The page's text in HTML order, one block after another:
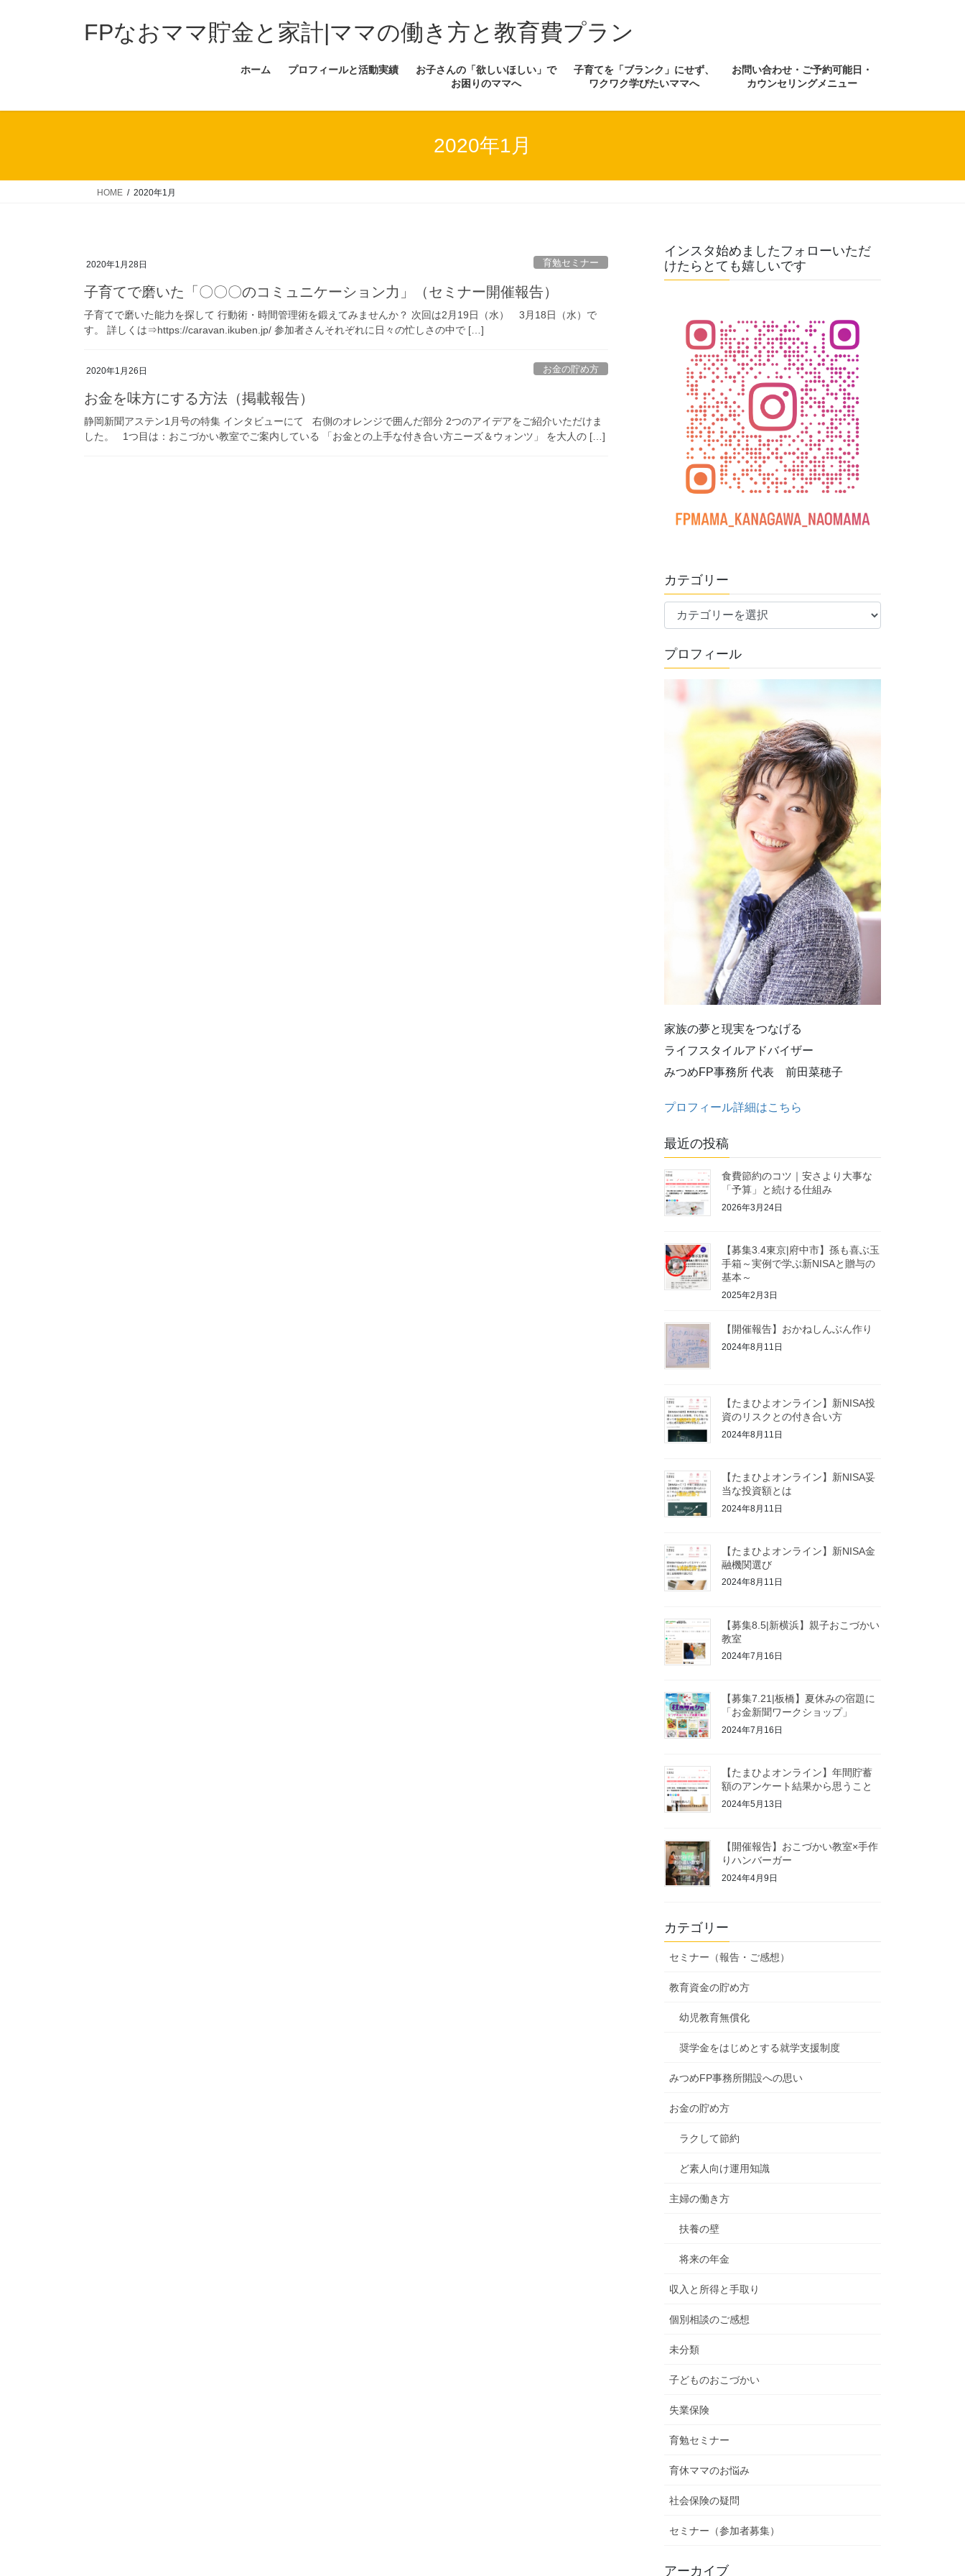
ス
ン
FPなおママ貯金と家計|ママの働き方と教育費プラン
ホーム プロフィールと活動実績
お子さんの「欲しいほしい」で
お困りのママへ
子育てを「ブランク」にせず、
ワクワク学びたいママへ
お問い合わせ・ご予約可能日・
カウンセリングメニュー
2020年1月
HOME 2020年1月
2020年1月28日 育勉セミナー
子育てで磨いた「〇〇〇のコミュニケーション力」（セミナー開催報告）
子育てで磨いた能力を探して 行動術・時間管理術を鍛えてみませんか？ 次回は2月19日（水） 3月18日（水）で
す。 詳しくは⇒https://caravan.ikuben.jp/ 参加者さんそれぞれに日々の忙しさの中で […]
2020年1月26日 お金の貯め方
お金を味方にする方法（掲載報告）
静岡新聞アステン1月号の特集 インタビューにて 右側のオレンジで囲んだ部分 2つのアイデアをご紹介いただけま
した。 1つ目は：おこづかい教室でご案内している 「お金との上手な付き合い方ニーズ＆ウォンツ」 を大人の […]
インスタ始めましたフォローいただ
けたらとても嬉しいです
カテゴリー
テ
リ
プロフィール
家族の夢と現実をつなげる
ライフスタイルアドバイザー
みつめFP事務所 代表 前田菜穂子
プロフィール詳細はこちら
最近の投稿
食費節約のコツ｜安さより大事な
「予算」と続ける仕組み
2026年3月24日
【募集3.4東京|府中市】孫も喜ぶ玉
手箱～実例で学ぶ新NISAと贈与の
基本～
2025年2月3日
【開催報告】おかねしんぶん作り
2024年8月11日
【たまひよオンライン】新NISA投
資のリスクとの付き合い方
2024年8月11日
【たまひよオンライン】新NISA妥
当な投資額とは
2024年8月11日
【たまひよオンライン】新NISA金
融機関選び
2024年8月11日
【募集8.5|新横浜】親子おこづかい
教室
2024年7月16日
【募集7.21|板橋】夏休みの宿題に
「お金新聞ワークショップ」
2024年7月16日
【たまひよオンライン】年間貯蓄
額のアンケート結果から思うこと
2024年5月13日
【開催報告】おこづかい教室×手作
りハンバーガー
2024年4月9日
カテゴリー
セミナー（報告・ご感想）
教育資金の貯め方
幼児教育無償化
奨学金をはじめとする就学支援制度
みつめFP事務所開設への思い
お金の貯め方
ラクして節約
ど素人向け運用知識
主婦の働き方
扶養の壁
将来の年金
収入と所得と手取り
個別相談のご感想
未分類
子どものおこづかい
失業保険
育勉セミナー
育休ママのお悩み
社会保険の疑問
セミナー（参加者募集）
アーカイブ